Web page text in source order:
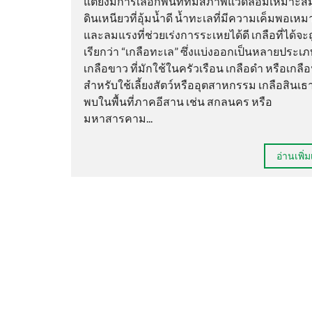
ดินเหนียวที่อุ้มน้ำดี น้ำทะเลที่มีความเค็มพอเหม
และลมแรงที่ช่วยเร่งการระเหยได้ดี เกลือที่ได้จะ
เรียกว่า “เกลือทะเล” ซึ่งแบ่งออกเป็นหลายประเ
เกลือขาว ที่มักใช้ในครัวเรือน เกลือดำ หรือเกลื
สำหรับใช้เลี้ยงสัตว์หรืออุตสาหกรรม เกลือสินเธ
พบในพื้นที่ภาคอีสาน เช่น สกลนคร หรือ
มหาสารคาม...
อ่านเพิ่ม